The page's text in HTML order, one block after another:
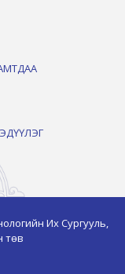
Их Сургууль,
төв